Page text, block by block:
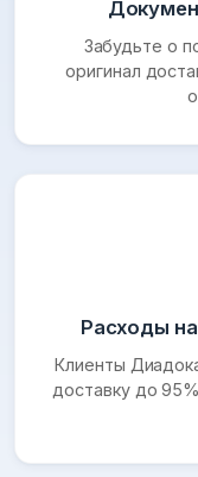
Забудьте о
оригинал
Расходы
Клиенты
доставку до